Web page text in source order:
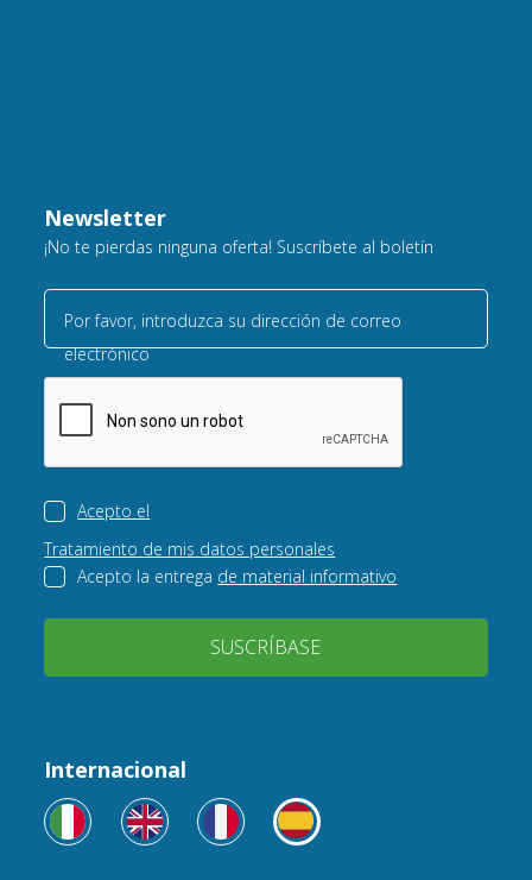
Newsletter
¡No te pierdas ninguna oferta! Suscríbete al boletín
Por favor, introduzca su dirección de correo
electrónico
Acepto el
Tratamiento de mis datos personales
Acepto la entrega de material informativo
SUSCRÍBASE
Internacional